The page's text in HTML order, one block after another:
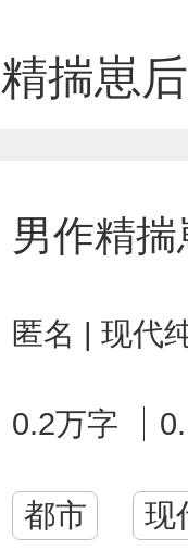
揣崽
男作精
匿名 | 现代
0.2万字
都市 现